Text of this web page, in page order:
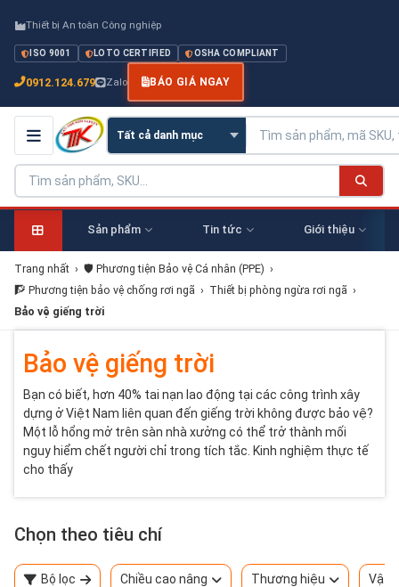
Thiết bị An toàn Công nghiệp
ISO 9001 LOTO CERTIFIED OSHA COMPLIANT
0912.124.679 Zalo BÁO GIÁ NGAY
Sản phẩm Tin tức Giới thiệu
Trang nhất › 🛡️ Phương tiện Bảo vệ Cá nhân (PPE) ›
🧗 Phương tiện bảo vệ chống rơi ngã › Thiết bị phòng ngừa rơi ngã ›
Bảo vệ giếng trời
Bảo vệ giếng trời
Bạn có biết, hơn 40% tai nạn lao động tại các công trình xây
dựng ở Việt Nam liên quan đến giếng trời không được bảo vệ?
Một lỗ hổng mở trên sàn nhà xưởng có thể trở thành mối
nguy hiểm chết người chỉ trong tích tắc. Kinh nghiệm thực tế
cho thấy
Chọn theo tiêu chí
Bộ lọc Chiều cao nâng Thương hiệu Vật